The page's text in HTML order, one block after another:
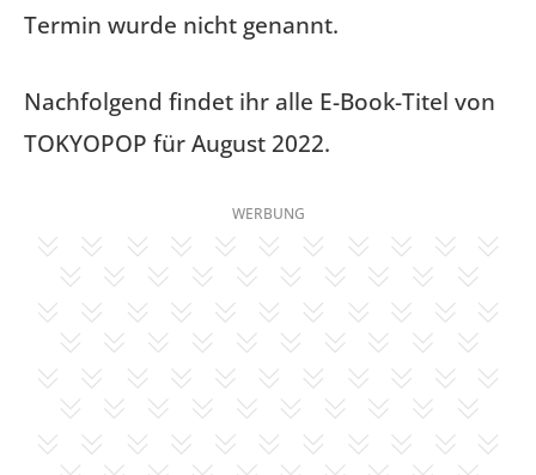
Termin wurde nicht genannt.
Nachfolgend findet ihr alle E-Book-Titel von
TOKYOPOP für August 2022.
WERBUNG